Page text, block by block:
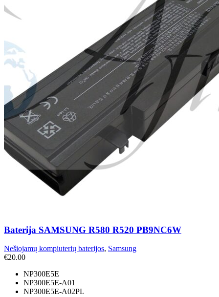
Baterija SAMSUNG R580 R520 PB9NC6W
Nešiojamų kompiuterių baterijos, Samsung
€20.00
NP300E5E
NP300E5E-A01
NP300E5E-A02PL